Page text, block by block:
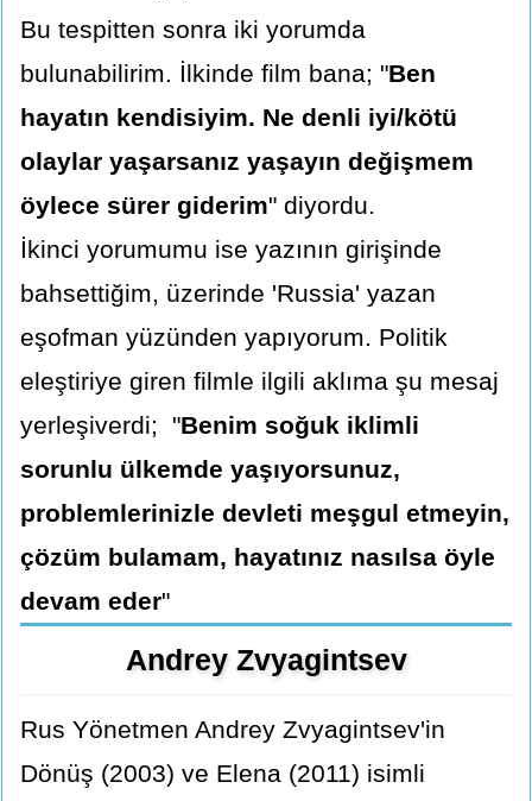
Bu tespitten sonra iki yorumda
bulunabilirim. İlkinde film bana; "Ben
hayatın kendisiyim. Ne denli iyi/kötü
olaylar yaşarsanız yaşayın değişmem
öylece sürer giderim" diyordu.
İkinci yorumumu ise yazının girişinde
bahsettiğim, üzerinde 'Russia' yazan
eşofman yüzünden yapıyorum. Politik
eleştiriye giren filmle ilgili aklıma şu mesaj
yerleşiverdi; "Benim soğuk iklimli
sorunlu ülkemde yaşıyorsunuz,
problemlerinizle devleti meşgul etmeyin,
çözüm bulamam, hayatınız nasılsa öyle
devam eder"
Andrey Zvyagintsev
Rus Yönetmen Andrey Zvyagintsev'in
Dönüş (2003) ve Elena (2011) isimli